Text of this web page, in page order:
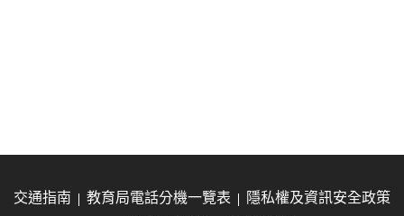
交通指南 教育局電話分機一覽表
隱私權及資訊安全政策